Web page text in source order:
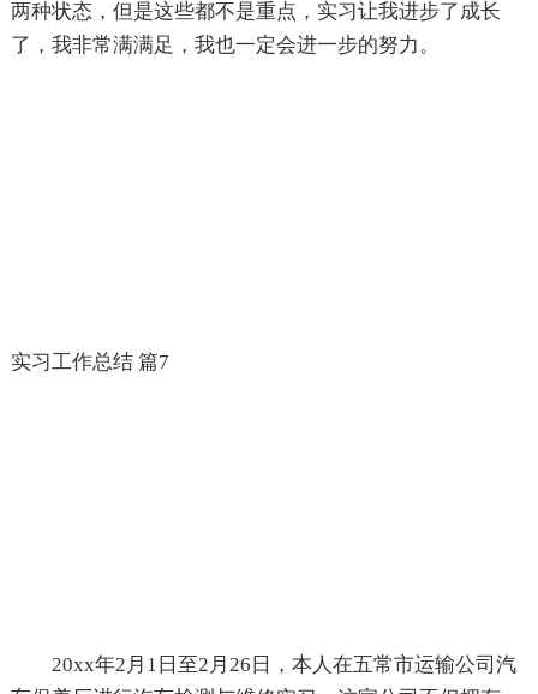
两种状态，但是这些都不是重点，实习让我进步了成长
了，我非常满满足，我也一定会进一步的努力。
实习工作总结 篇7
20xx年2月1日至2月26日，本人在五常市运输公司汽